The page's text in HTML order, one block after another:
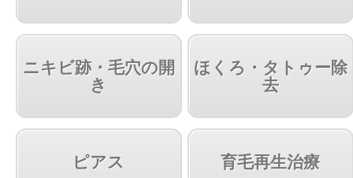
ニキビ跡・毛穴の開
き
ほくろ・タトゥー除
去
ピアス 育毛再生治療